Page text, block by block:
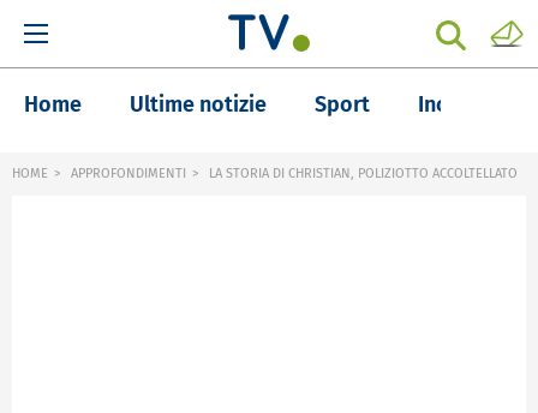
Home Ultime notizie Sport Inchieste
HOME APPROFONDIMENTI LA STORIA DI CHRISTIAN, POLIZIOTTO ACCOLTELLATO